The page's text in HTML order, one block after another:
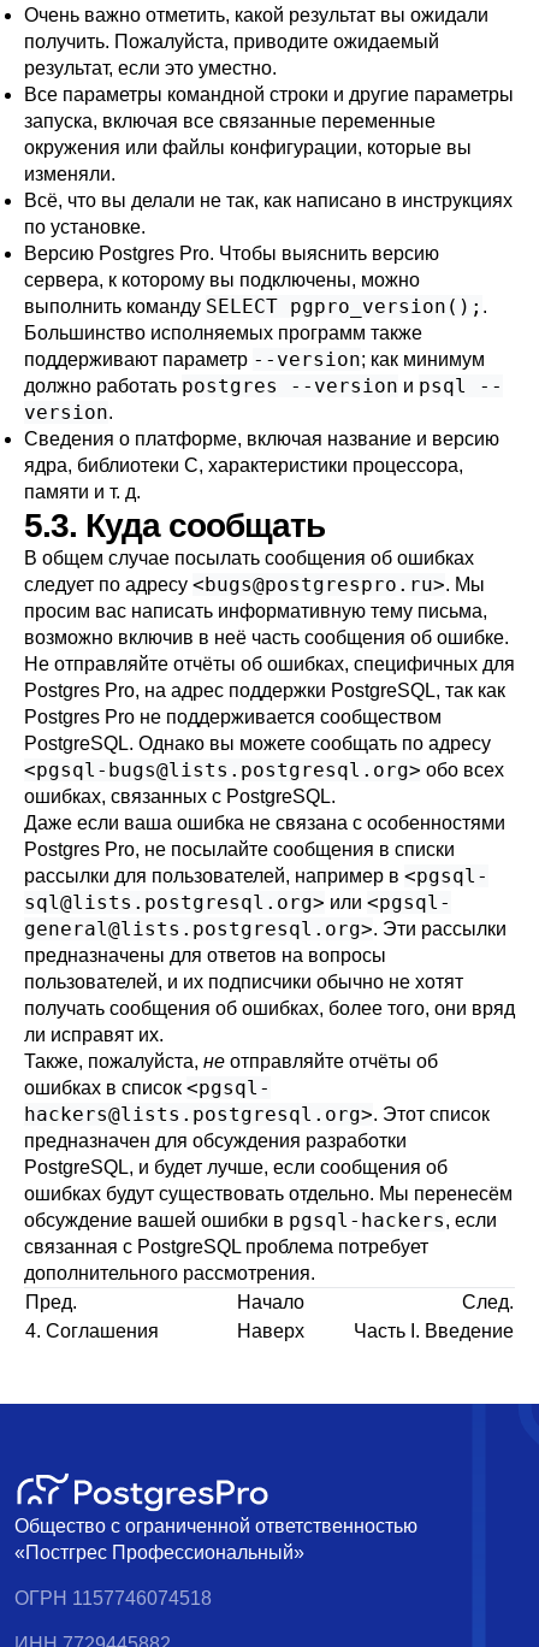
Очень важно отметить, какой результат вы ожидали
получить. Пожалуйста, приводите ожидаемый
результат, если это уместно.
Все параметры командной строки и другие параметры
запуска, включая все связанные переменные
окружения или файлы конфигурации, которые вы
изменяли.
Всё, что вы делали не так, как написано в инструкциях
по установке.
Версию Postgres Pro. Чтобы выяснить версию
сервера, к которому вы подключены, можно
выполнить команду SELECT pgpro_version(); .
Большинство исполняемых программ также
поддерживают параметр --version; как минимум
должно работать postgres --version и psql --
version.
Сведения о платформе, включая название и версию
ядра, библиотеки C, характеристики процессора,
памяти и т. д.
5.3. Куда сообщать
В общем случае посылать сообщения об ошибках
следует по адресу <bugs@postgrespro.ru>. Мы
просим вас написать информативную тему письма,
возможно включив в неё часть сообщения об ошибке.
Не отправляйте отчёты об ошибках, специфичных для
Postgres Pro, на адрес поддержки PostgreSQL, так как
Postgres Pro не поддерживается сообществом
PostgreSQL. Однако вы можете сообщать по адресу
<pgsql-bugs@lists.postgresql.org> обо всех
ошибках, связанных с PostgreSQL.
Даже если ваша ошибка не связана с особенностями
Postgres Pro, не посылайте сообщения в списки
рассылки для пользователей, например в <pgsql-
sql@lists.postgresql.org> или <pgsql-
general@lists.postgresql.org>. Эти рассылки
предназначены для ответов на вопросы
пользователей, и их подписчики обычно не хотят
получать сообщения об ошибках, более того, они вряд
ли исправят их.
Также, пожалуйста, не отправляйте отчёты об
ошибках в список <pgsql-
hackers@lists.postgresql.org>. Этот список
предназначен для обсуждения разработки
PostgreSQL, и будет лучше, если сообщения об
ошибках будут существовать отдельно. Мы перенесём
обсуждение вашей ошибки в pgsql-hackers, если
связанная с PostgreSQL проблема потребует
дополнительного рассмотрения.
Пред.
Начало
След.
4. Соглашения
Наверх Часть I. Введение
Общество с ограниченной ответственностью
«Постгрес Профессиональный»
ОГРН 1157746074518